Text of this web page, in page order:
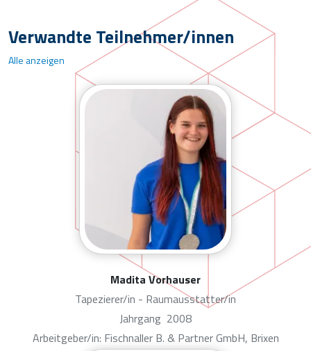
Verwandte Teilnehmer/innen
Alle anzeigen
Madita Vorhauser
Tapezierer/in - Raumausstatter/in
Jahrgang 2008
Arbeitgeber/in: Fischnaller B. & Partner GmbH, Brixen